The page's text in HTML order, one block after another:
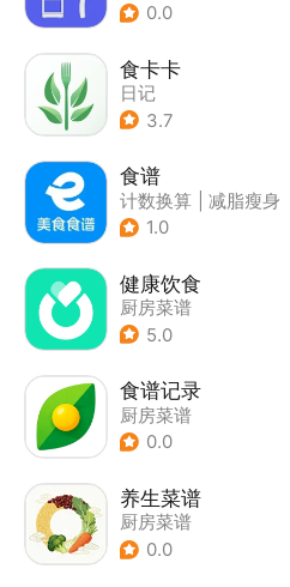
0.0
食卡卡
日记
3.7
食谱
计数换算
减脂瘦身
1.0
健康饮食
厨房菜谱
5.0
食谱记录
厨房菜谱
0.0
养生菜谱
厨房菜谱
0.0